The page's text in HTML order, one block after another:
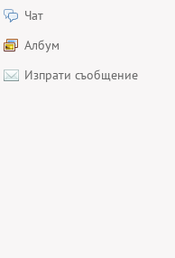
Чат
Албум
Изпрати съобщение